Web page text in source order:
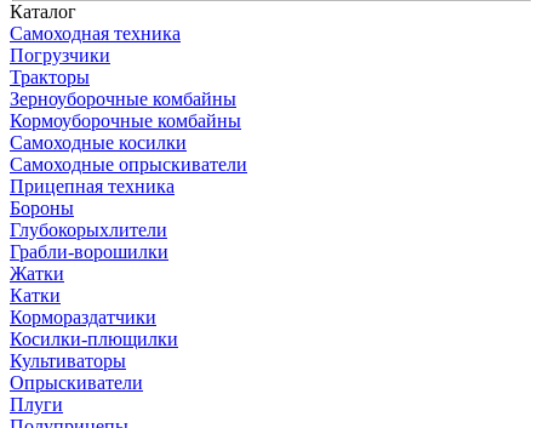
Каталог
Самоходная техника
Погрузчики
Тракторы
Зерноуборочные комбайны
Кормоуборочные комбайны
Самоходные косилки
Самоходные опрыскиватели
Прицепная техника
Бороны
Глубокорыхлители
Грабли-ворошилки
Жатки
Катки
Кормораздатчики
Косилки-плющилки
Культиваторы
Опрыскиватели
Плуги